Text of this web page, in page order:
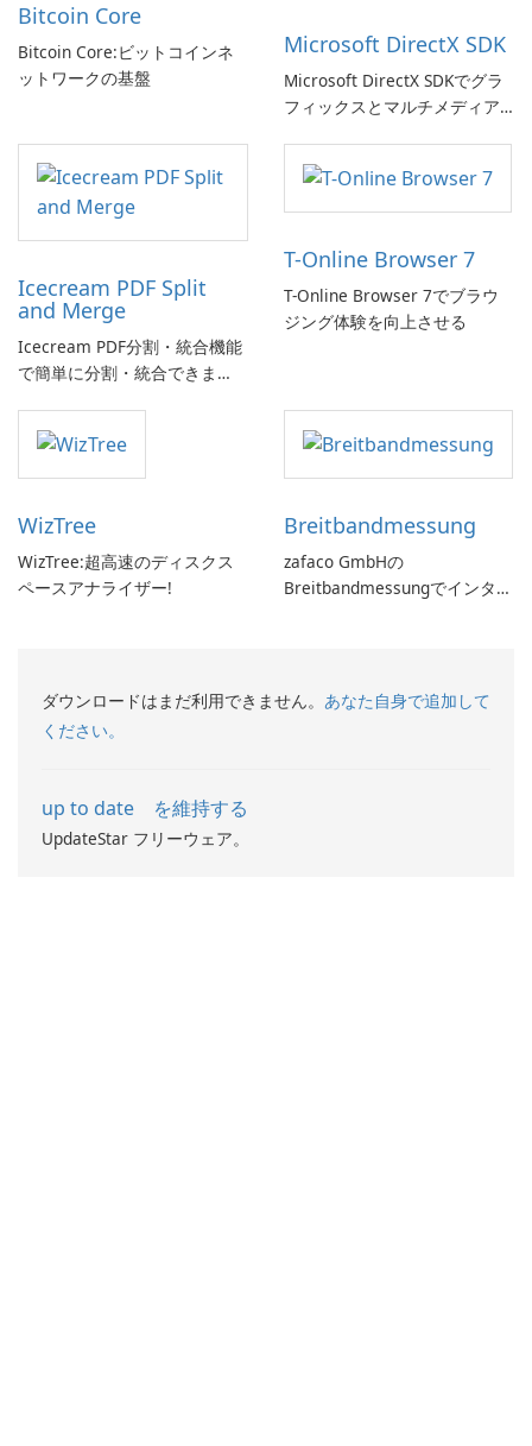
Bitcoin Core
Bitcoin Core:ビットコインネ
ットワークの基盤
Microsoft DirectX SDK
Microsoft DirectX SDKでグラ
フィックスとマルチメディア
Icecream PDF Split
and Merge
Icecream PDF分割・統合機能
で簡単に分割・統合できま
T-Online Browser 7
T-Online Browser 7でブラウ
ジング体験を向上させる
WizTree
WizTree:超高速のディスクス
ペースアナライザー!
Breitbandmessung
zafaco GmbHの
Breitbandmessungでインター
ダウンロードはまだ利用できません。 あなた自身で追加して
ください。
up to date を維持する
UpdateStar フリーウェア。